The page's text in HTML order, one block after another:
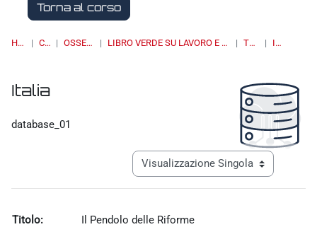
Torna al corso
HOME CORSI OSSERVATORI LIBRO VERDE SU LAVORO E WELFARE DELLA PERSONA TOPIC 4 ITALIA
Italia
database_01
Navigazione terziaria modalità
Titolo:
Il Pendolo delle Riforme